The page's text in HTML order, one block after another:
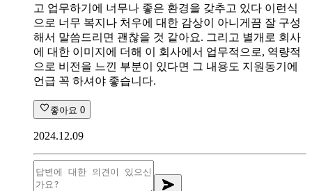
고 업무하기에 너무나 좋은 환경을 갖추고 있다 이런식
으로 너무 복지나 처우에 대한 감상이 아니게끔 잘 구성
해서 말씀드리면 괜찮을 것 같아요. 그리고 별개로 회사
에 대한 이미지에 더해 이 회사에서 업무적으로, 역량적
으로 비전을 느낀 부분이 있다면 그 내용도 지원동기에
언급 꼭 하셔야 좋습니다.
좋아요 0
2024.12.09